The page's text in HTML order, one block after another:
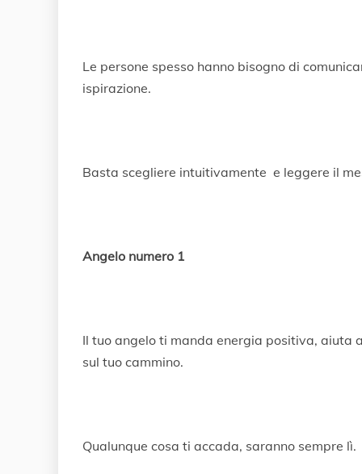
Le persone spesso hanno bisogno di
ispirazione.
Basta scegliere intuitivamente e leggere il
Angelo numero 1
Il tuo angelo ti manda energia positiva, aiuta
sul tuo cammino.
Qualunque cosa ti accada, saranno sempre lì.